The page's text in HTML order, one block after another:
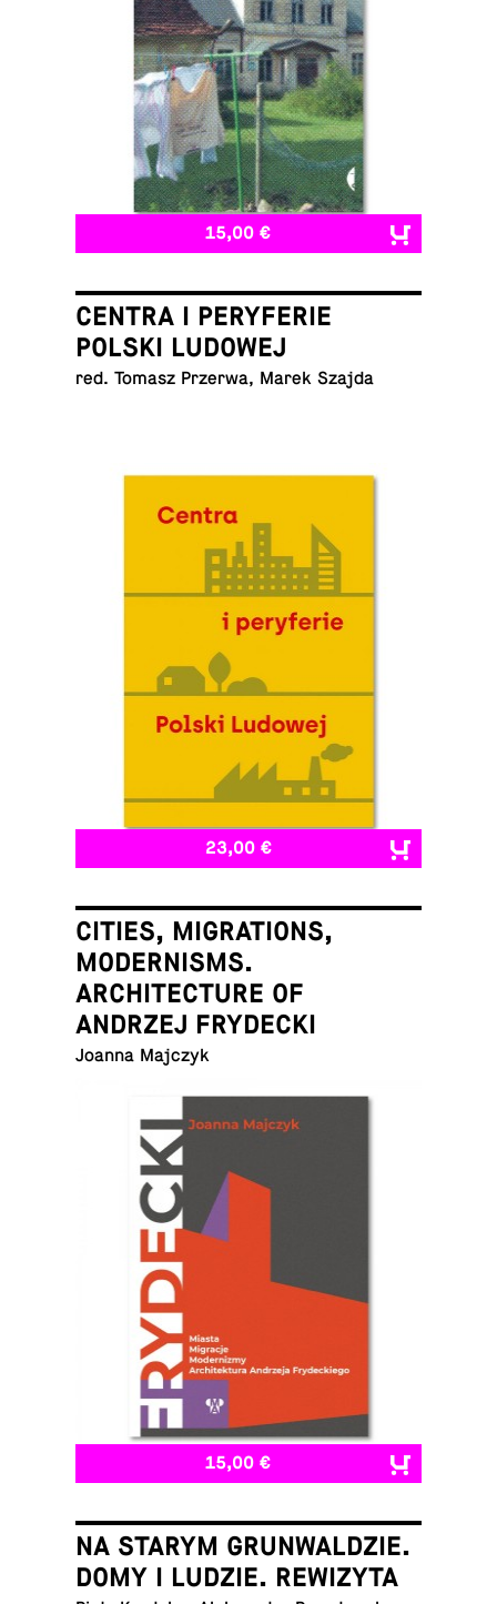
15,00 €
CENTRA I PERYFERIE
POLSKI LUDOWEJ
red. Tomasz Przerwa, Marek Szajda
23,00 €
CITIES, MIGRATIONS,
MODERNISMS.
ARCHITECTURE OF
ANDRZEJ FRYDECKI
Joanna Majczyk
15,00 €
NA STARYM GRUNWALDZIE.
DOMY I LUDZIE. REWIZYTA